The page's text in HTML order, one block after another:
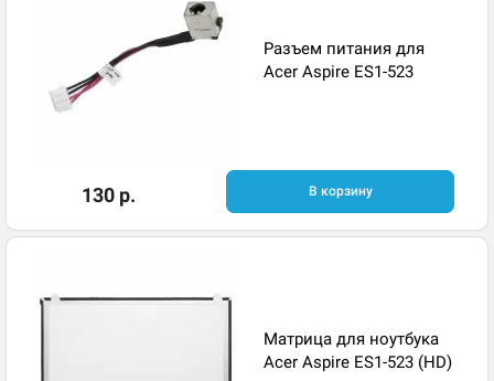
Разъем питания для
Acer Aspire ES1-523
130 р. В корзину
Матрица для ноутбука
Acer Aspire ES1-523 (HD)